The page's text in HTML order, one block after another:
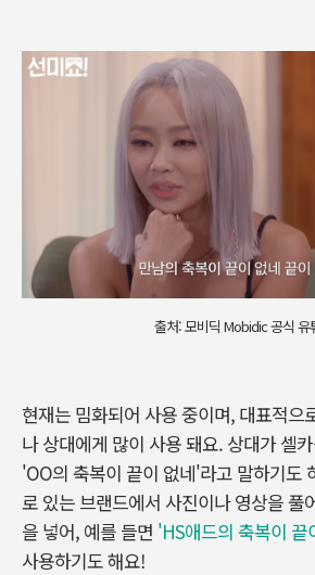
출처: 모비딕 Mobidic 공식 유
현재는 밈화되어 사용 중이며, 대표적으
나 상대에게 많이 사용 돼요. 상대가 셀
'OO의 축복이 끝이 없네'라고 말하기도
로 있는 브랜드에서 사진이나 영상을 풀
을 넣어, 예를 들면 'HS애드의 축복이 끝
사용하기도 해요!